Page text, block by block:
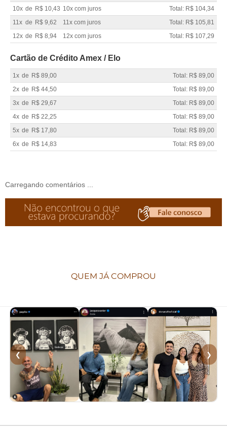
10x de R$ 10,43 10x com juros
Total: R$ 104,34
11x de R$ 9,62 11x com juros
Total: R$ 105,81
12x de R$ 8,94 12x com juros Total: R$ 107,29
Cartão de Crédito Amex / Elo
1x de R$ 89,00
Total: R$ 89,00
2x de R$ 44,50
Total: R$ 89,00
3x de R$ 29,67
Total: R$ 89,00
4x de R$ 22,25
Total: R$ 89,00
5x de R$ 17,80
Total: R$ 89,00
6x de R$ 14,83 Total: R$ 89,00
Carregando comentários ...
QUEM JÁ COMPROU
❮ ❯